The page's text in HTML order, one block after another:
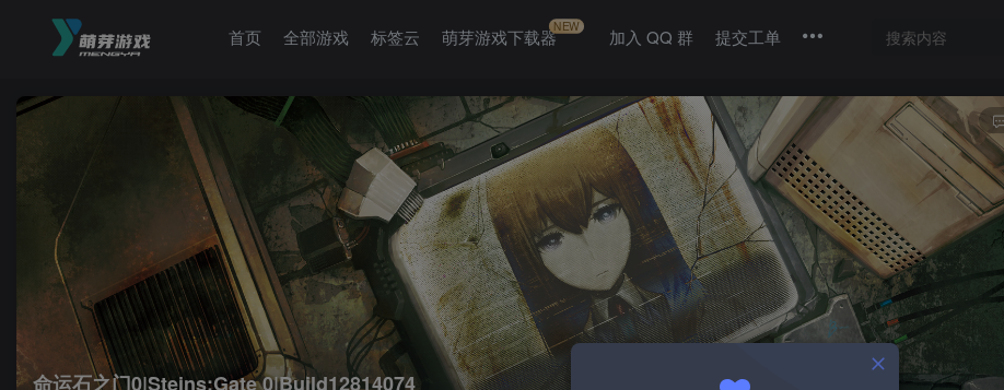
首页 全部游戏 标签云 萌芽游戏下载器NEW 加入 QQ 群 提交工单
命运石之门0|Steins;Gate 0|Build12814074